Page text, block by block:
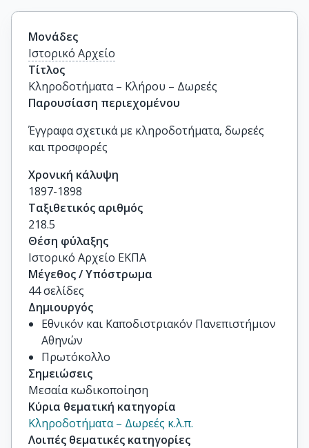
Μονάδες
Ιστορικό Αρχείο
Τίτλος
Κληροδοτήματα – Κλήρου – Δωρεές
Παρουσίαση περιεχομένου
Έγγραφα σχετικά με κληροδοτήματα, δωρεές
και προσφορές
Χρονική κάλυψη
1897-1898
Ταξιθετικός αριθμός
218.5
Θέση φύλαξης
Ιστορικό Αρχείο ΕΚΠΑ
Μέγεθος / Υπόστρωμα
44 σελίδες
Δημιουργός
Εθνικόν και Καποδιστριακόν Πανεπιστήμιον
Αθηνών
Πρωτόκολλο
Σημειώσεις
Μεσαία κωδικοποίηση
Κύρια θεματική κατηγορία
Κληροδοτήματα – Δωρεές κ.λ.π.
Λοιπές θεματικές κατηγορίες